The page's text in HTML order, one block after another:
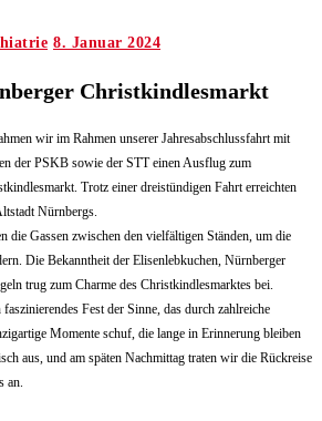
8. Januar 2024
Christkindlesmarkt
wir im Rahmen unserer Jahresabschlussfahrt mit
der PSKB sowie der STT einen Ausflug zum
Trotz einer dreistündigen Fahrt erreichten
Nürnbergs.
die Gassen zwischen den vielfältigen Ständen, um die
Die Bekanntheit der Elisenlebkuchen, Nürnberger
trug zum Charme des Christkindlesmarktes bei.
Fest der Sinne, das durch zahlreiche
Momente schuf, die lange in Erinnerung bleiben
aus, und am späten Nachmittag traten wir die Rückreise
an.